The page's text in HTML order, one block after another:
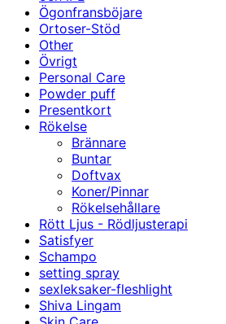
Ögonfransböjare
Ortoser-Stöd
Other
Övrigt
Personal Care
Powder puff
Presentkort
Rökelse
Brännare
Buntar
Doftvax
Koner/Pinnar
Rökelsehållare
Rött Ljus - Rödljusterapi
Satisfyer
Schampo
setting spray
sexleksaker-fleshlight
Shiva Lingam